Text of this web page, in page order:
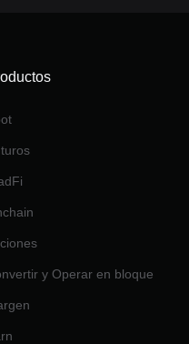
y Operar en bloque